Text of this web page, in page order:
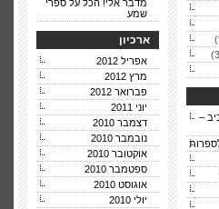
–
מדבר אלי! הכל על ספרי
שמע
ארכיון
אפריל 2012
מרץ 2012
פברואר 2012
יוני 2011
דצמבר 2010
נובמבר 2010
אוקטובר 2010
ספטמבר 2010
אוגוסט 2010
יולי 2010